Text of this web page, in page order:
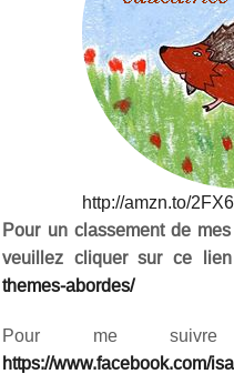
http://amzn.to/
Pour un classement de
veuillez cliquer sur ce
themes-abordes/
Pour me
https://www.facebook.com/